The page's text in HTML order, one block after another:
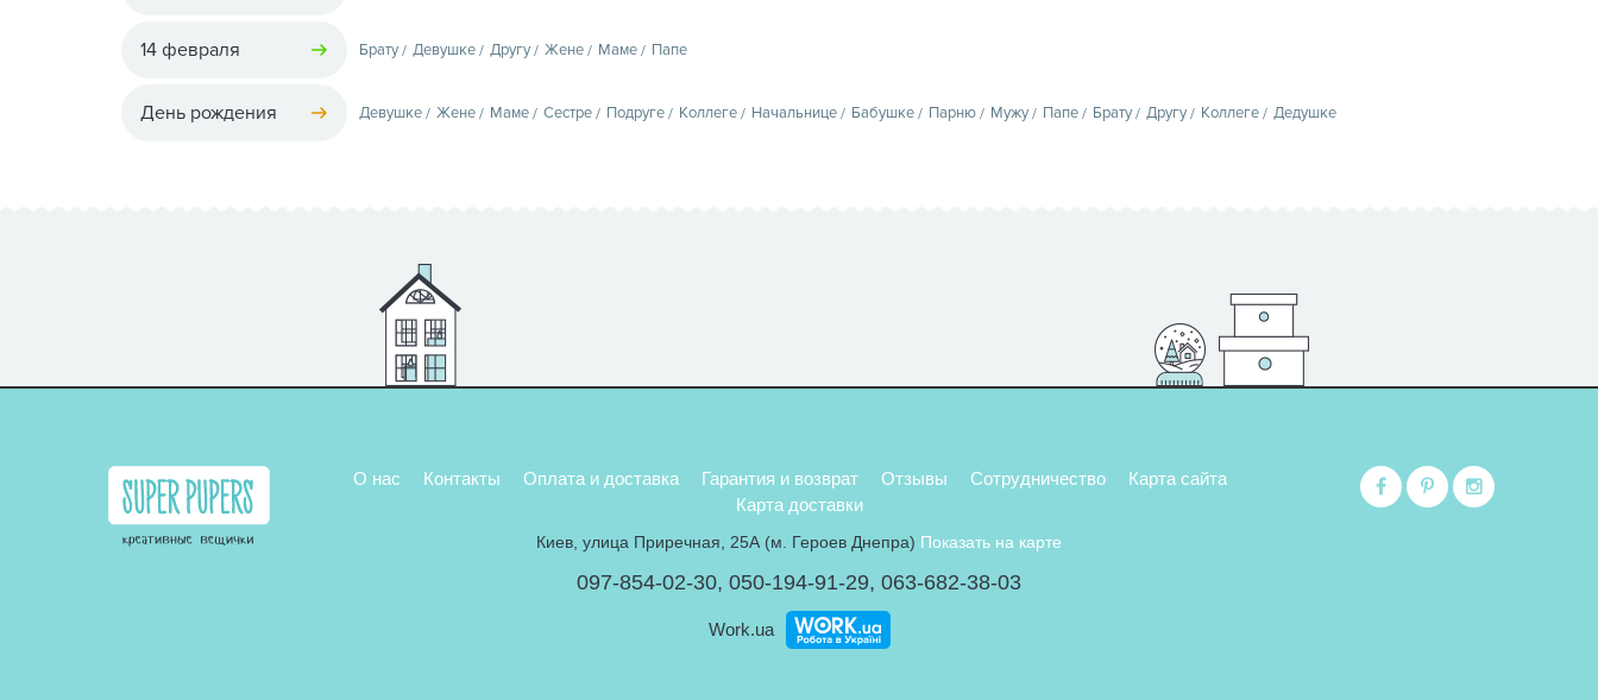
14 февраля Брату Девушке Другу Жене Маме Папе
День рождения Девушке Жене Маме Сестре Подруге Коллеге Начальнице Бабушке Парню Мужу Папе Брату Другу Коллеге Дедушке
О нас Контакты Оплата и доставка Гарантия и возврат Отзывы Сотрудничество
Карта сайта
Карта доставки
Киев, улица Приречная, 25А (м. Героев Днепра) Показать на карте
097-854-02-30, 050-194-91-29, 063-682-38-03
Work.ua